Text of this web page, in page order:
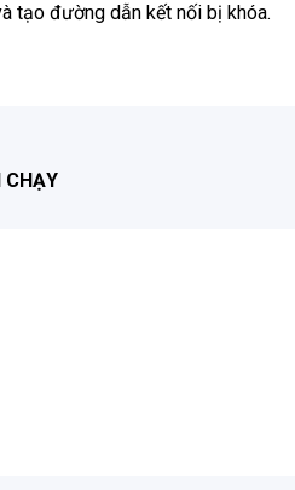
tạo đường dẫn kết nối bị khóa.
CHẠY